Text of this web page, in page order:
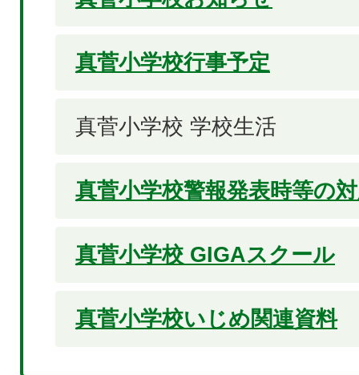
真菅小学校行事予定
真菅小学校 学校生活
真菅小学校警報発表時等の
真菅小学校 GIGAスクール
真菅小学校いじめ関連資料